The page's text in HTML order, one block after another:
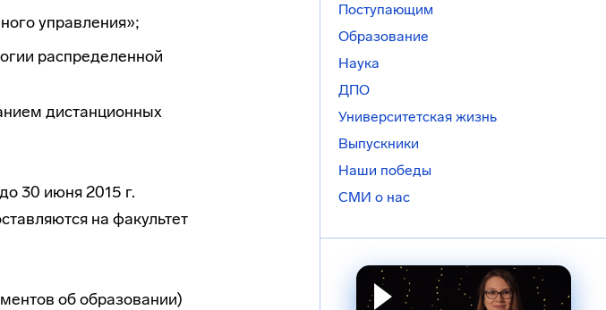
управления»;
распределенной
дистанционных
30 июня 2015 г.
на факультет
об образовании)
Поступающим
Образование
Наука
ДПО
Университетская жизнь
Выпускники
Наши победы
СМИ о нас